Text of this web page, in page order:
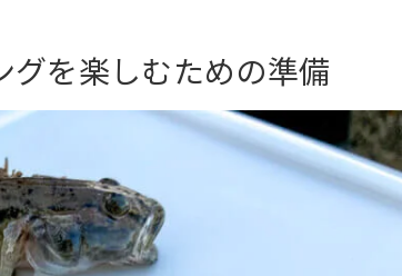
グを楽しむための準備